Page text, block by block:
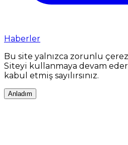
Haberler
Bu site yalnızca zorunlu
Siteyi kullanmaya devam
kabul etmiş sayılırsınız.
Anladım